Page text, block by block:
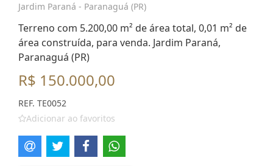
Jardim Paraná - Paranaguá (PR)
Terreno com 5.200,00 m² de área total, 0,01 m² de
área construída, para venda. Jardim Paraná,
Paranaguá (PR)
R$ 150.000,00
REF. TE0052
Adicionar ao favoritos